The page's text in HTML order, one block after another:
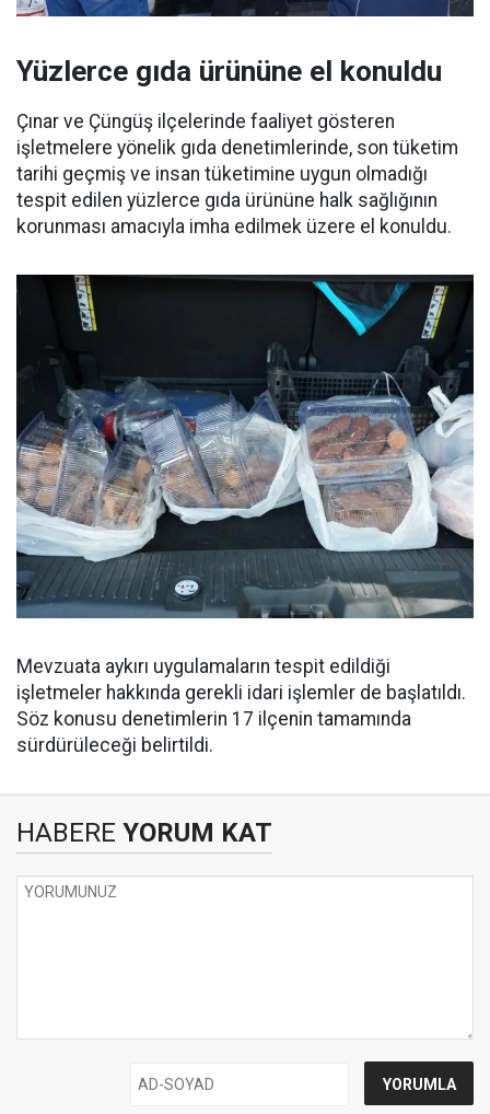
Yüzlerce gıda ürününe el konuldu
Çınar ve Çüngüş ilçelerinde faaliyet gösteren
işletmelere yönelik gıda denetimlerinde, son tüketim
tarihi geçmiş ve insan tüketimine uygun olmadığı
tespit edilen yüzlerce gıda ürününe halk sağlığının
korunması amacıyla imha edilmek üzere el konuldu.
Mevzuata aykırı uygulamaların tespit edildiği
işletmeler hakkında gerekli idari işlemler de başlatıldı.
Söz konusu denetimlerin 17 ilçenin tamamında
sürdürüleceği belirtildi.
HABERE YORUM KAT